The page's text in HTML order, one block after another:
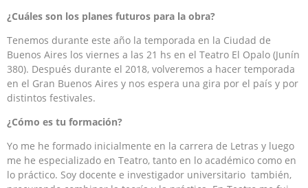
¿Cuáles son los planes futuros para la obra?
Tenemos durante este año la temporada en la Ciudad de
Buenos Aires los viernes a las 21 hs en el Teatro El Opalo (Junín
380). Después durante el 2018, volveremos a hacer temporada
en el Gran Buenos Aires y nos espera una gira por el país y por
distintos festivales.
¿Cómo es tu formación?
Yo me he formado inicialmente en la carrera de Letras y luego
me he especializado en Teatro, tanto en lo académico como en
lo práctico. Soy docente e investigador universitario también,